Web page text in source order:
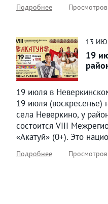
Подробнее
13
19
19 июля в
19 июля (воскресенье)
села Неверкино, у
состоится VIII
«Акатуй» (0+). Это
Подробнее